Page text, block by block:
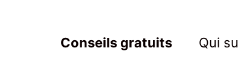
marketing au service des Nouveaux Robins des Bois
Conseils gratuits Qui